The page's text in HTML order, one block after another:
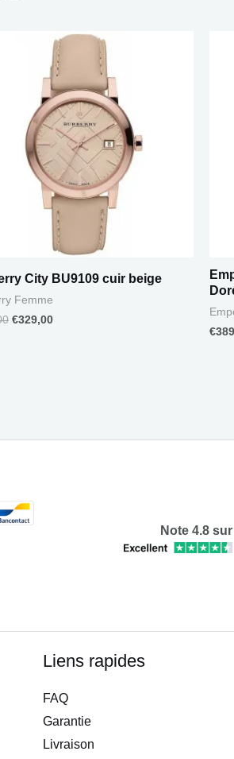
City BU9109 cuir beige
Femme
€379,00.
€329,00
Le
prix
actuel
est :
€329,00.
€
Note 4.8
Liens rapides
FAQ
Garantie
Livraison